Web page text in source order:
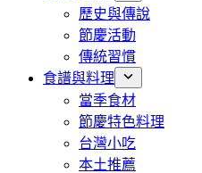
歷史與傳說
節慶活動
傳統習慣
食譜與料理
當季食材
節慶特色料理
台灣小吃
本土推薦